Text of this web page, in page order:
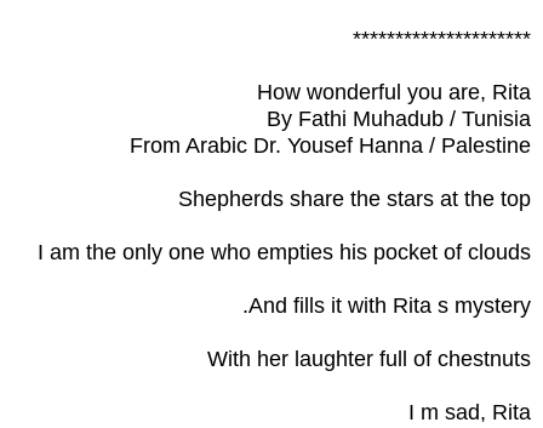
*********************
How wonderful you are, Rita
By Fathi Muhadub / Tunisia
From Arabic Dr. Yousef Hanna / Palestine
Shepherds share the stars at the top
I am the only one who empties his pocket of clouds
And fills it with Rita s mystery.
With her laughter full of chestnuts
I m sad, Rita